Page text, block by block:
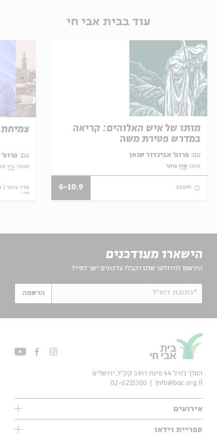
עוד בבית אבי חי
מותו של איש האלוהים: קריאה
במדרש פטירת משה
עם:
מתוך:סדר בוקר
zoom
6-10.9
צמיחת
עם:
מתוך: בין
סדר בוקר
הישארו מעודכנים
הירשמו לניוזלטר שלנו וקבלו עדכונים ישר למייל
*כתובת דוא"ל הרשמה
אירועים
עיון
ספריית וידאו
המלך ג'ורג' 44 פינת רחוב קק״ל, ירושלים
info@bac.org.il
02-6215300